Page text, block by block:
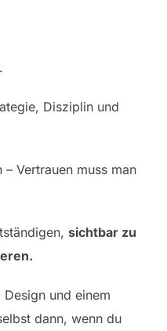
Disziplin und
Vertrauen muss man
sichtbar zu
und einem
dann, wenn du